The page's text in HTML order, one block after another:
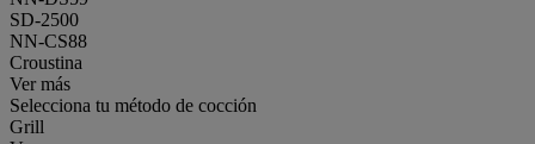
SD-2500
NN-CS88
Croustina
Ver más
Selecciona tu método de cocción
Grill